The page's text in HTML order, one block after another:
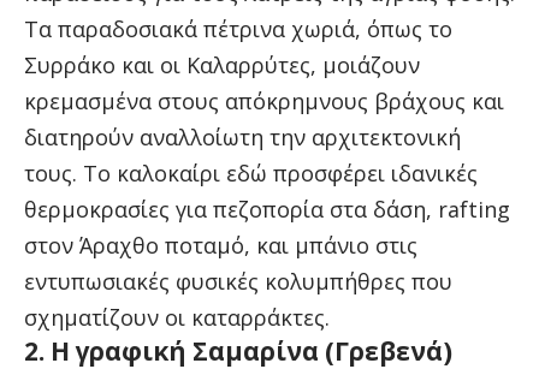
Τα παραδοσιακά πέτρινα χωριά, όπως το
Συρράκο και οι Καλαρρύτες, μοιάζουν
κρεμασμένα στους απόκρημνους βράχους και
διατηρούν αναλλοίωτη την αρχιτεκτονική
τους. Το καλοκαίρι εδώ προσφέρει ιδανικές
θερμοκρασίες για πεζοπορία στα δάση, rafting
στον Άραχθο ποταμό, και μπάνιο στις
εντυπωσιακές φυσικές κολυμπήθρες που
σχηματίζουν οι καταρράκτες.
2. Η γραφική Σαμαρίνα (Γρεβενά)